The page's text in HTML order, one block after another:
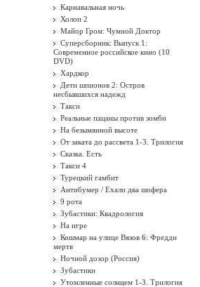
Карнавальная ночь
Холоп 2
Майор Гром: Чумной Доктор
Суперсборник: Выпуск 1:
Современное российское кино (10
DVD)
Хардкор
Дети шпионов 2: Остров
несбывшихся надежд
Такси
Реальные пацаны против зомби
На безымянной высоте
От заката до рассвета 1-3. Трилогия
Сказка. Есть
Такси 4
Турецкий гамбит
Антибумер / Ехали два шофера
9 рота
Зубастики: Квадрология
На игре
Кошмар на улице Вязов 6: Фредди
мертв
Ночной дозор (Россия)
Зубастики
Утомленные солнцем 1-3. Трилогия